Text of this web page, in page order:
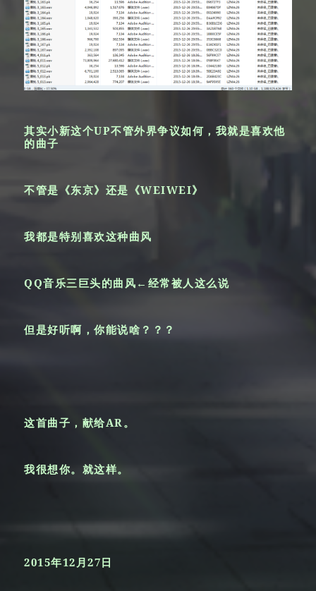
其实小新这个UP不管外界争议如何，我就是喜欢他
的曲子
不管是《东京》还是《WEIWEI》
我都是特别喜欢这种曲风
QQ音乐三巨头的曲风←经常被人这么说
但是好听啊，你能说啥？？？
这首曲子，献给AR。
我很想你。就这样。
2015年12月27日